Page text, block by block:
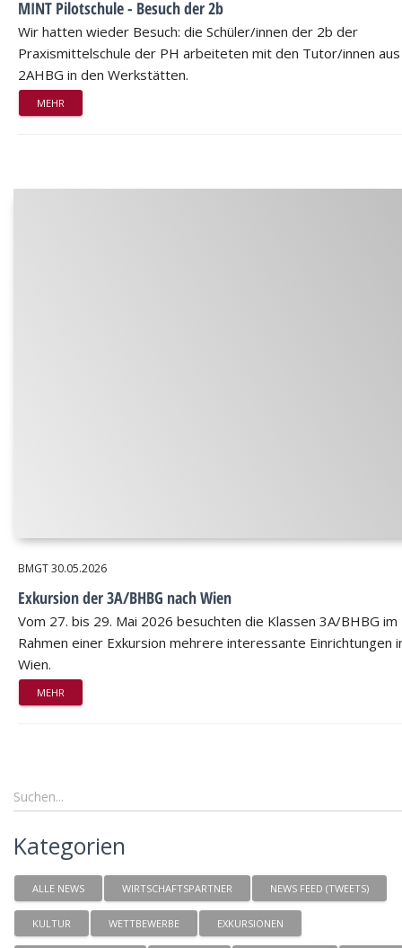
MINT Pilotschule - Besuch der 2b
Wir hatten wieder Besuch: die Schüler/innen der 2b der
Praxismittelschule der PH arbeiteten mit den Tutor/innen
2AHBG in den Werkstätten.
MEHR
BMGT30.05.2026
Exkursion der 3A/BHBG nach Wien
Vom 27. bis 29. Mai 2026 besuchten die Klassen 3A/BHBG im
Rahmen einer Exkursion mehrere interessante Einrichtungen
Wien.
MEHR
Kategorien
ALLE NEWS WIRTSCHAFTSPARTNER NEWS FEED (TWEETS)
KULTUR WETTBEWERBE EXKURSIONEN